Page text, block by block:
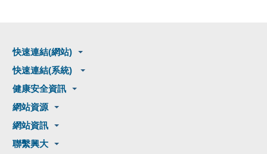
快速連結(網站)
快速連結(系統)
健康安全資訊
網站資源
網站資訊
聯繫興大